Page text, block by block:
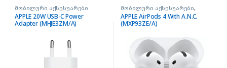
მობილური აქსესუარები
APPLE 20W USB-C Power
Adapter (MHJE3ZM/A)
მობილური აქსესუარები,
ყურსასმენები AIRPODS
APPLE AirPods 4 With A.N.C.
(MXP93ZE/A)